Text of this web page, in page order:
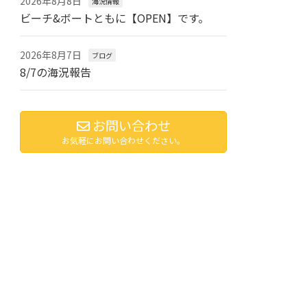
ビーチ&ボートともに【OPEN】です。
2026年8月7日 ブログ
8/7の海況報告
お問い合わせ
お気軽にお問い合わせください。